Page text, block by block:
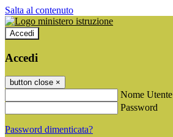
Salta al contenuto
Accedi
Accedi
button close ×
Nome Utente
Password
Password dimenticata?